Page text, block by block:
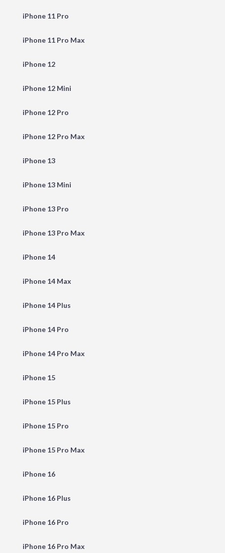
iPhone 11 Pro
iPhone 11 Pro Max
iPhone 12
iPhone 12 Mini
iPhone 12 Pro
iPhone 12 Pro Max
iPhone 13
iPhone 13 Mini
iPhone 13 Pro
iPhone 13 Pro Max
iPhone 14
iPhone 14 Max
iPhone 14 Plus
iPhone 14 Pro
iPhone 14 Pro Max
iPhone 15
iPhone 15 Plus
iPhone 15 Pro
iPhone 15 Pro Max
iPhone 16
iPhone 16 Plus
iPhone 16 Pro
iPhone 16 Pro Max